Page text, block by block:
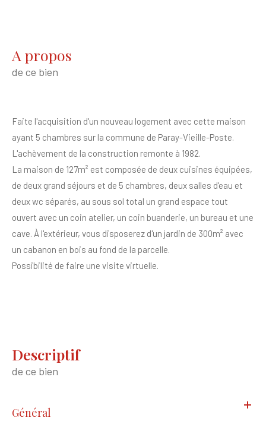
a propos
de ce bien
Faite l'acquisition d'un nouveau logement avec cette maison
ayant 5 chambres sur la commune de Paray-Vieille-Poste.
L'achèvement de la construction remonte à 1982.
La maison de 127m² est composée de deux cuisines équipées,
de deux grand séjours et de 5 chambres, deux salles d'eau et
deux wc séparés, au sous sol total un grand espace tout
ouvert avec un coin atelier, un coin buanderie, un bureau et une
cave. À l'extérieur, vous disposerez d'un jardin de 300m² avec
un cabanon en bois au fond de la parcelle.
Possibilité de faire une visite virtuelle.
descriptif
de ce bien
Général